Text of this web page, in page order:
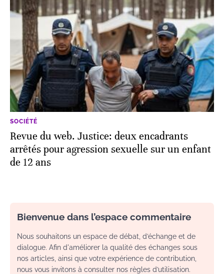
SOCIÉTÉ
Revue du web. Justice: deux encadrants
arrêtés pour agression sexuelle sur un enfant
de 12 ans
Bienvenue dans l’espace commentaire
Nous souhaitons un espace de débat, d’échange et de
dialogue. Afin d'améliorer la qualité des échanges sous
nos articles, ainsi que votre expérience de contribution,
nous vous invitons à consulter nos règles d’utilisation.